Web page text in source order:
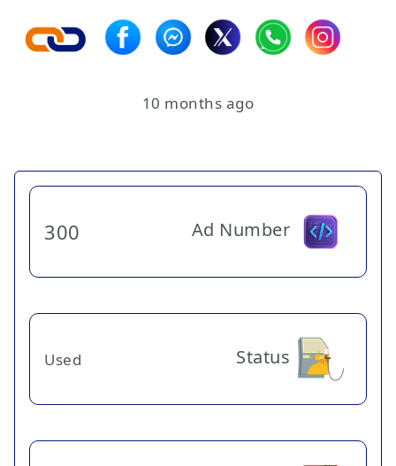
10 months ago
Ad Number
300
Status
Used